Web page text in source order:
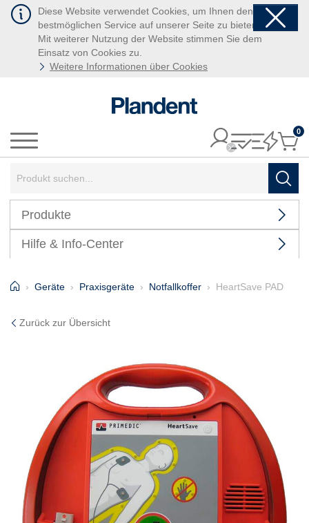
Diese Website verwendet Cookies, um Ihnen den
bestmöglichen Service auf unserer Seite zu bieten.
Mit weiterer Nutzung der Website stimmen Sie dem
Einsatz von Cookies zu.
Weitere Informationen über Cookies
Menü
0
Produkte
Hilfe & Info-Center
HomeGeräte Praxisgeräte Notfallkoffer HeartSave PAD
Zurück zur Übersicht